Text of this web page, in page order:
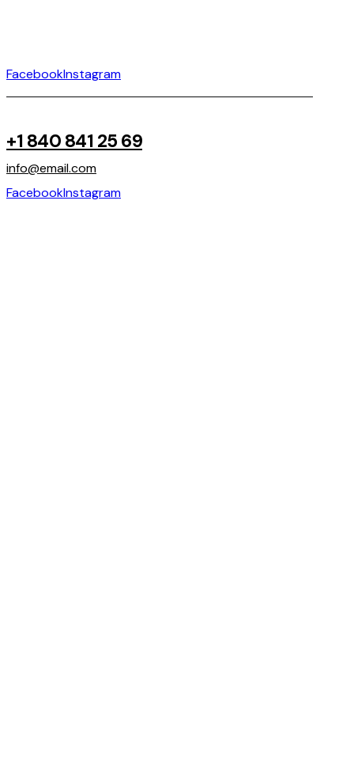
FacebookInstagram
+1 840 841 25 69
info@email.com
FacebookInstagram